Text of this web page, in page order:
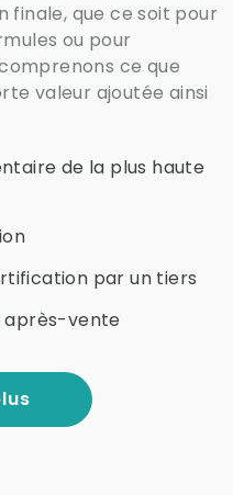
finale, que ce soit pour
ou pour
ce que
valeur ajoutée ainsi
de la plus haute
par un tiers
après-vente